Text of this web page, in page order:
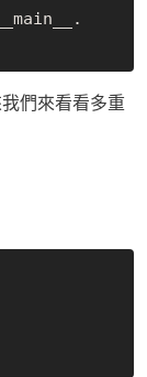
們來看看多重